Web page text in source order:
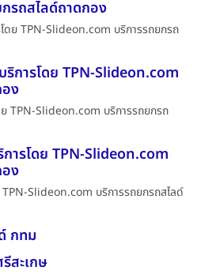
รถสไลด์ถาดกอง
ดย TPN-Slideon.com บริการรถยกรถ
การโดย TPN-Slideon.com
ง
TPN-Slideon.com บริการรถยกรถ
ารโดย TPN-Slideon.com
ง
TPN-Slideon.com บริการรถยกรถสไลด์
กทม
สะเกษ